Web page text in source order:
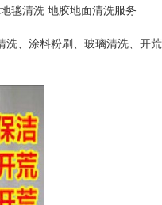
洗、涂料粉刷、玻璃清洗、开荒